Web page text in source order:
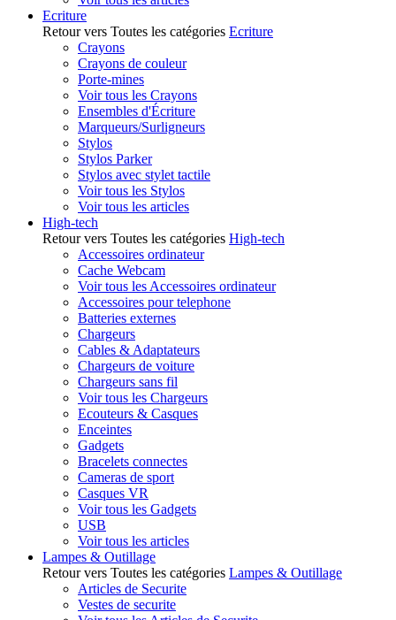
Ecriture
Retour vers Toutes les catégories Ecriture
Crayons
Crayons de couleur
Porte-mines
Voir tous les Crayons
Ensembles d'Écriture
Marqueurs/Surligneurs
Stylos
Stylos Parker
Stylos avec stylet tactile
Voir tous les Stylos
Voir tous les articles
High-tech
Retour vers Toutes les catégories High-tech
Accessoires ordinateur
Cache Webcam
Voir tous les Accessoires ordinateur
Accessoires pour telephone
Batteries externes
Chargeurs
Cables & Adaptateurs
Chargeurs de voiture
Chargeurs sans fil
Voir tous les Chargeurs
Ecouteurs & Casques
Enceintes
Gadgets
Bracelets connectes
Cameras de sport
Casques VR
Voir tous les Gadgets
USB
Voir tous les articles
Lampes & Outillage
Retour vers Toutes les catégories Lampes & Outillage
Articles de Securite
Vestes de securite